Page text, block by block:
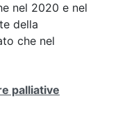
nel 2020 e nel
della
che nel
palliative